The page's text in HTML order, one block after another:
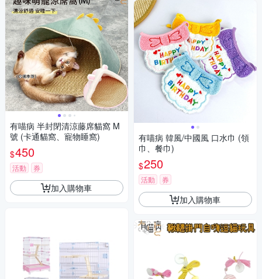
有喵病 半封閉清涼藤席貓窩 M
號 (卡通貓窩、寵物睡窩)
$450
活動 券
加入購物車
有喵病 韓風/中國風 口水巾 (領
巾、餐巾)
$250
活動 券
加入購物車